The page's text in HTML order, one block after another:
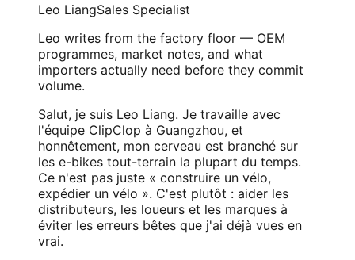
Leo LiangSales Specialist
Leo writes from the factory floor — OEM
programmes, market notes, and what
importers actually need before they commit
volume.
Salut, je suis Leo Liang. Je travaille avec
l'équipe ClipClop à Guangzhou, et
honnêtement, mon cerveau est branché sur
les e-bikes tout-terrain la plupart du temps.
Ce n'est pas juste « construire un vélo,
expédier un vélo ». C'est plutôt : aider les
distributeurs, les loueurs et les marques à
éviter les erreurs bêtes que j'ai déjà vues en
vrai.